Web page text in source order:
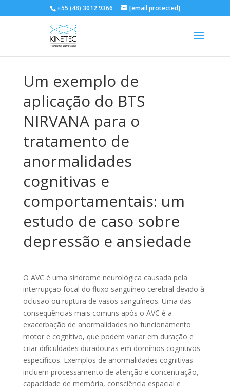
+55 (48) 3012 9366 [email protected]
Um exemplo de
aplicação do BTS
NIRVANA para o
tratamento de
anormalidades
cognitivas e
comportamentais: um
estudo de caso sobre
depressão e ansiedade
O AVC é uma síndrome neurológica causada pela
interrupção focal do fluxo sanguíneo cerebral devido à
oclusão ou ruptura de vasos sanguíneos. Uma das
consequências mais comuns após o AVC é a
exacerbação de anormalidades no funcionamento
motor e cognitivo, que podem variar em duração e
criar dificuldades duradouras em domínios cognitivos
específicos. Exemplos de anormalidades cognitivas
incluem processamento de atenção e concentração,
capacidade de memória, consciência espacial e